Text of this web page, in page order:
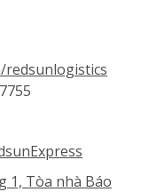
redsunlogistics
1, Tòa nhà Báo